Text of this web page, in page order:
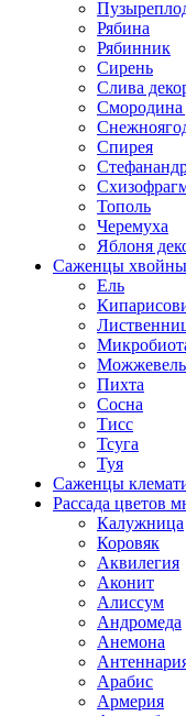
Рябина
Рябинник
Сирень
Слива
Смородина
Спирея
Тополь
Черемуха
Яблоня
Саженцы
Ель
Пихта
Сосна
Тисс
Тсуга
Туя
Саженцы
Рассада цветов
Калужница
Коровяк
Аквилегия
Аконит
Алиссум
Андромеда
Анемона
Арабис
Армерия